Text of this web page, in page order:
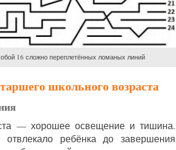
16 сложно переплетённых ломаных линий
школьного возраста
— хорошее освещение и тишина.
ребёнка до завершения